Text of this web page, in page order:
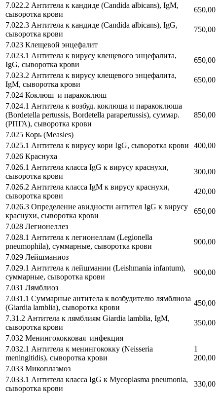
7.022.2 Антитела к кандиде (Candida albicans), IgM,
сыворотка крови
650,00
7.022.3 Антитела к кандиде (Candida albicans), IgG,
сыворотка крови
750,00
7.023 Клещевой энцефалит
7.023.1 Антитела к вирусу клещевого энцефалита,
IgG, сыворотка крови
650,00
7.023.2 Антитела к вирусу клещевого энцефалита,
IgM, сыворотка крови
650,00
7.024 Коклюш и паракоклюш
7.024.1 Антитела к возбуд. коклюша и паракоклюша
(Bordetella pertussis, Bordetella parapertussis), суммар.
(РПГА), сыворотка крови
850,00
7.025 Корь (Measles)
7.025.1 Антитела к вирусу кори IgG, сыворотка крови
400,00
7.026 Краснуха
7.026.1 Антитела класса IgG к вирусу краснухи,
сыворотка крови
300,00
7.026.2 Антитела класса IgM к вирусу краснухи,
сыворотка крови
420,00
7.026.3 Определение авидности антител IgG к вирусу
краснухи, сыворотка крови
650,00
7.028 Легионеллез
7.028.1 Антитела к легионеллам (Legionella
pneumophila), суммарные, сыворотка крови
900,00
7.029 Лейшманиоз
7.029.1 Антитела к лейшмании (Leishmania infantum),
суммарные, сыворотка крови
900,00
7.031 Лямблиоз
7.031.1 Суммарные антитела к возбудителю лямблиоза
(Giardia lamblia), сыворотка крови
450,00
7.31.2 Антитела к лямблиям Giardia lamblia, IgM,
сыворотка крови
350,00
7.032 Менингококковая инфекция
7.032.1 Антитела к менингококку (Neisseria
meningitidis), сыворотка крови
1
200,00
7.033 Микоплазмоз
7.033.1 Антитела класса IgG к Mycoplasma pneumonia,
сыворотка крови
330,00